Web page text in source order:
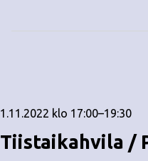
Tiistaikahvila /
1.11.2022 klo 17:00–19:30